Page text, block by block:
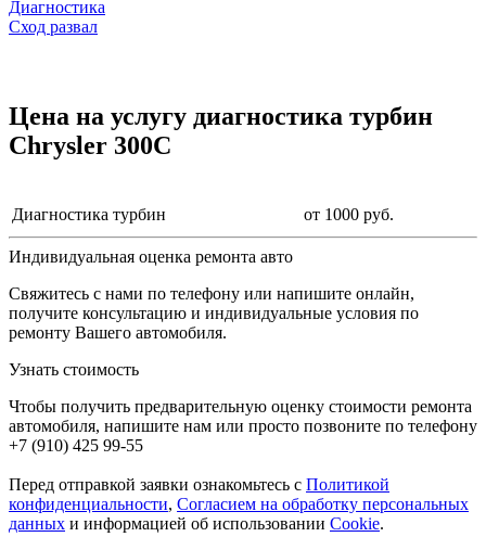
Диагностика
Сход развал
Цена на услугу диагностика турбин
Chrysler 300C
Диагностика турбин от 1000 руб.
Индивидуальная оценка ремонта авто
Свяжитесь с нами по телефону или напишите онлайн,
получите консультацию и индивидуальные условия по
ремонту Вашего автомобиля.
Узнать стоимость
Чтобы получить предварительную оценку стоимости ремонта
автомобиля, напишите нам или просто позвоните по телефону
+7 (910) 425 99-55
Перед отправкой заявки ознакомьтесь с Политикой
конфиденциальности, Согласием на обработку персональных
данных и информацией об использовании Cookie.